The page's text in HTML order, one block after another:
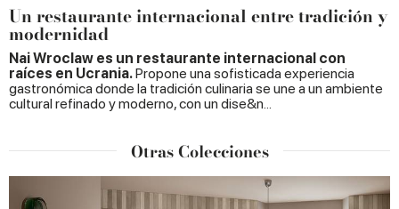
Un restaurante internacional entre tradición y
modernidad
Nai Wroclaw es un restaurante internacional con
raíces en Ucrania.Propone una sofisticada experiencia
gastronómica donde la tradición culinaria se une a un ambiente
cultural refinado y moderno, con un dise&n...
Otras Colecciones